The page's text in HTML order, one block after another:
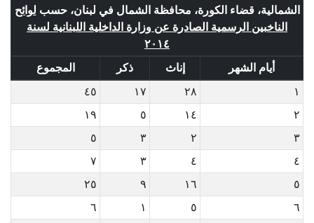
الشمالية، قضاء الكورة، محافظة الشمال في لبنان، حسب لوائح
الناخبين الرسمية الصادرة عن وزارة الداخلية اللبنانية لسنة
٢٠١٤
أيام الشهر
إناث ذكر
المجموع
١
٢٨ ١٧
٤٥
٢
١٤ ٥
١٩
٣
٢ ٣
٥
٤
٤ ٣
٧
٥
١٦ ٩
٢٥
٦
٥ ١
٦